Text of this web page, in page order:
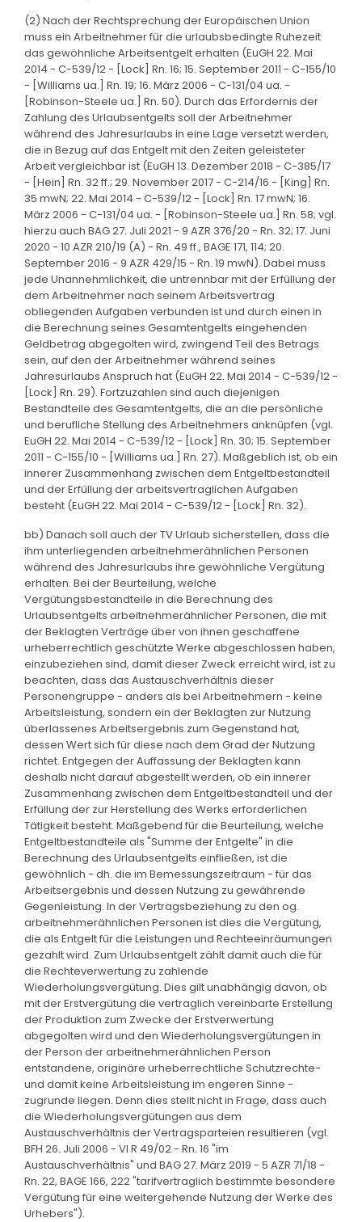
(2) Nach der Rechtsprechung der Europäischen Union
muss ein Arbeitnehmer für die urlaubsbedingte Ruhezeit
das gewöhnliche Arbeitsentgelt erhalten (EuGH 22. Mai
2014 - C-539/12 - [Lock] Rn. 16; 15. September 2011 - C-155/10
- [Williams ua.] Rn. 19; 16. März 2006 - C-131/04 ua. -
[Robinson-Steele ua.] Rn. 50). Durch das Erfordernis der
Zahlung des Urlaubsentgelts soll der Arbeitnehmer
während des Jahresurlaubs in eine Lage versetzt werden,
die in Bezug auf das Entgelt mit den Zeiten geleisteter
Arbeit vergleichbar ist (EuGH 13. Dezember 2018 - C-385/17
- [Hein] Rn. 32 ff.; 29. November 2017 - C-214/16 - [King] Rn.
35 mwN; 22. Mai 2014 - C-539/12 - [Lock] Rn. 17 mwN; 16.
März 2006 - C-131/04 ua. - [Robinson-Steele ua.] Rn. 58; vgl.
hierzu auch BAG 27. Juli 2021 - 9 AZR 376/20 - Rn. 32; 17. Juni
2020 - 10 AZR 210/19 (A) - Rn. 49 ff., BAGE 171, 114; 20.
September 2016 - 9 AZR 429/15 - Rn. 19 mwN). Dabei muss
jede Unannehmlichkeit, die untrennbar mit der Erfüllung der
dem Arbeitnehmer nach seinem Arbeitsvertrag
obliegenden Aufgaben verbunden ist und durch einen in
die Berechnung seines Gesamtentgelts eingehenden
Geldbetrag abgegolten wird, zwingend Teil des Betrags
sein, auf den der Arbeitnehmer während seines
Jahresurlaubs Anspruch hat (EuGH 22. Mai 2014 - C-539/12 -
[Lock] Rn. 29). Fortzuzahlen sind auch diejenigen
Bestandteile des Gesamtentgelts, die an die persönliche
und berufliche Stellung des Arbeitnehmers anknüpfen (vgl.
EuGH 22. Mai 2014 - C-539/12 - [Lock] Rn. 30; 15. September
2011 - C-155/10 - [Williams ua.] Rn. 27). Maßgeblich ist, ob ein
innerer Zusammenhang zwischen dem Entgeltbestandteil
und der Erfüllung der arbeitsvertraglichen Aufgaben
besteht (EuGH 22. Mai 2014 - C-539/12 - [Lock] Rn. 32).
bb) Danach soll auch der TV Urlaub sicherstellen, dass die
ihm unterliegenden arbeitnehmerähnlichen Personen
während des Jahresurlaubs ihre gewöhnliche Vergütung
erhalten. Bei der Beurteilung, welche
Vergütungsbestandteile in die Berechnung des
Urlaubsentgelts arbeitnehmerähnlicher Personen, die mit
der Beklagten Verträge über von ihnen geschaffene
urheberrechtlich geschützte Werke abgeschlossen haben,
einzubeziehen sind, damit dieser Zweck erreicht wird, ist zu
beachten, dass das Austauschverhältnis dieser
Personengruppe - anders als bei Arbeitnehmern - keine
Arbeitsleistung, sondern ein der Beklagten zur Nutzung
überlassenes Arbeitsergebnis zum Gegenstand hat,
dessen Wert sich für diese nach dem Grad der Nutzung
richtet. Entgegen der Auffassung der Beklagten kann
deshalb nicht darauf abgestellt werden, ob ein innerer
Zusammenhang zwischen dem Entgeltbestandteil und der
Erfüllung der zur Herstellung des Werks erforderlichen
Tätigkeit besteht. Maßgebend für die Beurteilung, welche
Entgeltbestandteile als "Summe der Entgelte" in die
Berechnung des Urlaubsentgelts einfließen, ist die
gewöhnlich - dh. die im Bemessungszeitraum - für das
Arbeitsergebnis und dessen Nutzung zu gewährende
Gegenleistung. In der Vertragsbeziehung zu den og.
arbeitnehmerähnlichen Personen ist dies die Vergütung,
die als Entgelt für die Leistungen und Rechteeinräumungen
gezahlt wird. Zum Urlaubsentgelt zählt damit auch die für
die Rechteverwertung zu zahlende
Wiederholungsvergütung. Dies gilt unabhängig davon, ob
mit der Erstvergütung die vertraglich vereinbarte Erstellung
der Produktion zum Zwecke der Erstverwertung
abgegolten wird und den Wiederholungsvergütungen in
der Person der arbeitnehmerähnlichen Person
entstandene, originäre urheberrechtliche Schutzrechte-
und damit keine Arbeitsleistung im engeren Sinne -
zugrunde liegen. Denn dies stellt nicht in Frage, dass auch
die Wiederholungsvergütungen aus dem
Austauschverhältnis der Vertragsparteien resultieren (vgl.
BFH 26. Juli 2006 - VI R 49/02 - Rn. 16 "im
Austauschverhältnis" und BAG 27. März 2019 - 5 AZR 71/18 -
Rn. 22, BAGE 166, 222 "tarifvertraglich bestimmte besondere
Vergütung für eine weitergehende Nutzung der Werke des
Urhebers").